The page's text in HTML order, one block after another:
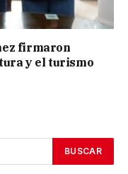
firmaron
y el turismo